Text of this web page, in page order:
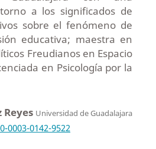
a los significados de
sobre el fenómeno de
educativa; maestra en
Freudianos en Espacio
en Psicología por la
Reyes Universidad de Guadalajara
0142-9522